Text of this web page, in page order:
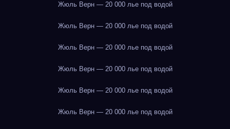
Жюль Верн — 20 000 лье под водой
Жюль Верн — 20 000 лье под водой
Жюль Верн — 20 000 лье под водой
Жюль Верн — 20 000 лье под водой
Жюль Верн — 20 000 лье под водой
Жюль Верн — 20 000 лье под водой